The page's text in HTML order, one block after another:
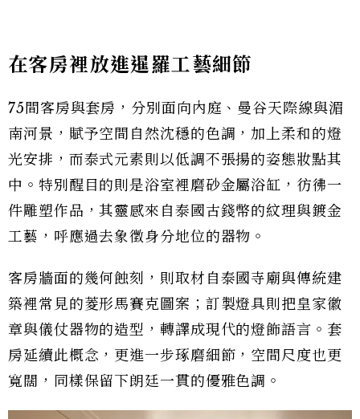
在客房裡放進暹羅工藝細節
75間客房與套房，分別面向內庭、曼谷天際線與湄
南河景，賦予空間自然沈穩的色調，加上柔和的燈
光安排，而泰式元素則以低調不張揚的姿態妝點其
中。特別醒目的則是浴室裡磨砂金屬浴缸，彷彿一
件雕塑作品，其靈感來自泰國古錢幣的紋理與鍍金
工藝，呼應過去象徵身分地位的器物。
客房牆面的幾何蝕刻，則取材自泰國寺廟與傳統建
築裡常見的菱形馬賽克圖案；訂製燈具則把皇家徽
章與儀仗器物的造型，轉譯成現代的燈飾語言。套
房延續此概念，更進一步琢磨細節，空間尺度也更
寬闊，同樣保留下朗廷一貫的優雅色調。